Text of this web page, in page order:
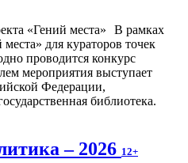
В рамках
для кураторов точек
проводится конкурс
мероприятия выступает
Федерации,
библиотека.
– 2026 12+